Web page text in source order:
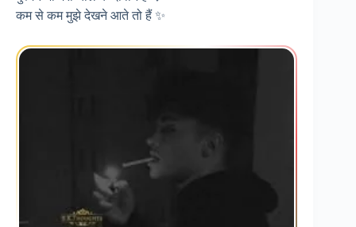
कम से कम मुझे देखने आते तो हैं ✨